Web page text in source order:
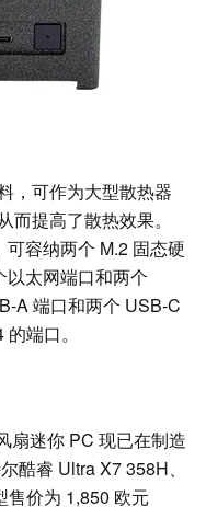
，可作为大型散热器
提高了散热效果。
容纳两个 M.2 固态硬
太网端口和两个
A 端口和两个 USB-C
端口。
扇迷你 PC 现已在制造
酷睿 Ultra X7 358H、
售价为 1,850 欧元